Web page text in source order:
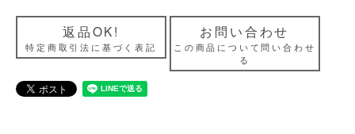
返品OK!
特定商取引法に基づく表記
お問い合わせ
この商品について問い合わせ
る